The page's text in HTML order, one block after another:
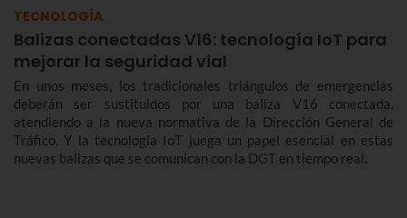
TECNOLOGÍA
Balizas conectadas V16: tecnología IoT para
mejorar la seguridad vial
En unos meses, los tradicionales triángulos de emergencias
deberán ser sustituidos por una baliza V16 conectada,
atendiendo a la nueva normativa de la Dirección General de
Tráfico. Y la tecnología IoT juega un papel esencial en estas
nuevas balizas que se comunican con la DGT en tiempo real.